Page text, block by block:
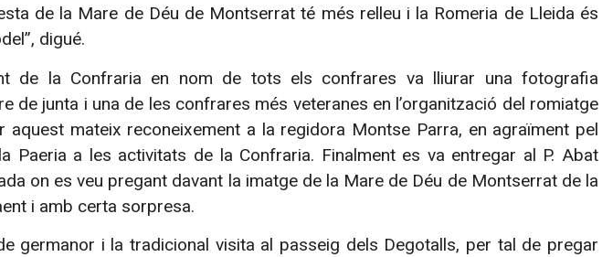
de la Mare de Déu de Montserrat té més relleu i la Romeria de Lleida és
digué.
de la Confraria en nom de tots els confrares va lliurar una fotografia
de junta i una de les confrares més veteranes en l’organització del romiatge
mateix reconeixement a la regidora Montse Parra, en agraïment pel
Paeria a les activitats de la Confraria. Finalment es va entregar al P. Abat
on es veu pregant davant la imatge de la Mare de Déu de Montserrat de la
i amb certa sorpresa.
germanor i la tradicional visita al passeig dels Degotalls, per tal de pregar